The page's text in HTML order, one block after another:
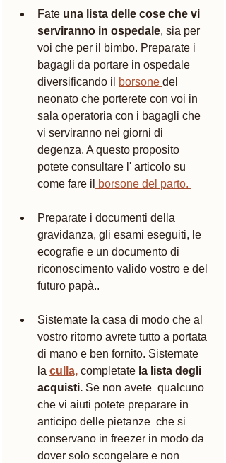
Fate una lista delle cose che vi
serviranno in ospedale, sia per
voi che per il bimbo. Preparate i
bagagli da portare in ospedale
diversificando il
borsone del
neonato che porterete con voi in
sala operatoria con i bagagli che
vi serviranno nei giorni di
degenza. A questo proposito
potete consultare l' articolo su
come fare il
borsone del parto.
Preparate i documenti della
gravidanza, gli esami eseguiti, le
ecografie e un documento di
riconoscimento valido vostro e del
futuro papà..
Sistemate la casa di modo che al
vostro ritorno avrete tutto a portata
di mano e ben fornito. Sistemate
la culla, completate la lista degli
acquisti. Se non avete  qualcuno
che vi aiuti potete preparare in
anticipo delle pietanze  che si
conservano in freezer in modo da
dover solo scongelare e non